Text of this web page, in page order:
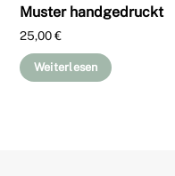
Muster handgedruckt
25,00€
Weiterlesen